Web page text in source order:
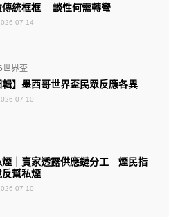
傳統框框 談性何需轉彎
07-14
輯】墨西哥世界盃民眾反應各異
世界盃
07-10
煙｜賣家透露供應鏈分工 煙民指
反幫私煙
07-10